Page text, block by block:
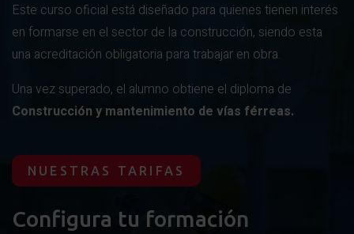
Este curso oficial está diseñado para quienes tienen interés
en formarse en el sector de la construcción, siendo esta
una acreditación obligatoria para trabajar en obra.
Una vez superado, el alumno obtiene el diploma de
Construcción y mantenimiento de vías férreas.
NUESTRAS TARIFAS
Configura tu formación